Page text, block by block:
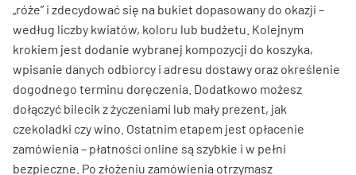
„róże” i zdecydować się na bukiet dopasowany do okazji –
według liczby kwiatów, koloru lub budżetu. Kolejnym
krokiem jest dodanie wybranej kompozycji do koszyka,
wpisanie danych odbiorcy i adresu dostawy oraz określenie
dogodnego terminu doręczenia. Dodatkowo możesz
dołączyć bilecik z życzeniami lub mały prezent, jak
czekoladki czy wino. Ostatnim etapem jest opłacenie
zamówienia – płatności online są szybkie i w pełni
bezpieczne. Po złożeniu zamówienia otrzymasz